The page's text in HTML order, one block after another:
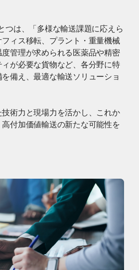
つは、「多様な輸送課題に応えら
ィス移転、プラント・重量機械
管理が求められる医薬品や精密
が必要な貨物など、各分野に特
備え、最適な輸送ソリューショ
術力と現場力を活かし、これか
付加価値輸送の新たな可能性を